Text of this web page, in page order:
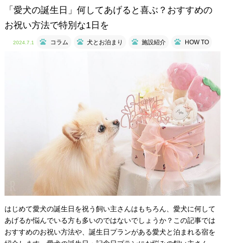
「愛犬の誕生日」何してあげると喜ぶ？おすすめの
お祝い方法で特別な1日を
2024.7.1 コラム 犬とお泊まり 施設紹介 HOW TO
はじめて愛犬の誕生日を祝う飼い主さんはもちろん、愛犬に何して
あげるか悩んでいる方も多いのではないでしょうか？この記事では
おすすめのお祝い方法や、誕生日プランがある愛犬と泊まれる宿を